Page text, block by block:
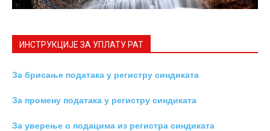
ИНСТРУКЦИЈE ЗА УПЛАТУ РАТ
За брисање података у регистру синдиката
За промену података у регистру синдиката
За уверење о подацима из регистра синдиката